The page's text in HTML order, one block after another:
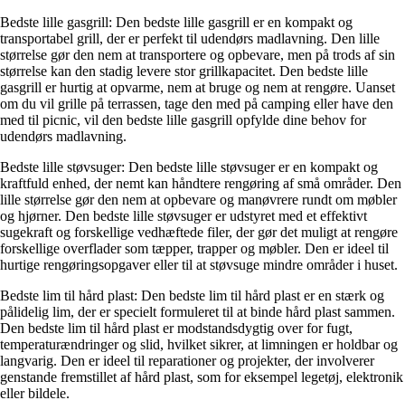
Bedste lille gasgrill: Den bedste lille gasgrill er en kompakt og
transportabel grill, der er perfekt til udendørs madlavning. Den lille
størrelse gør den nem at transportere og opbevare, men på trods af sin
størrelse kan den stadig levere stor grillkapacitet. Den bedste lille
gasgrill er hurtig at opvarme, nem at bruge og nem at rengøre. Uanset
om du vil grille på terrassen, tage den med på camping eller have den
med til picnic, vil den bedste lille gasgrill opfylde dine behov for
udendørs madlavning.
Bedste lille støvsuger: Den bedste lille støvsuger er en kompakt og
kraftfuld enhed, der nemt kan håndtere rengøring af små områder. Den
lille størrelse gør den nem at opbevare og manøvrere rundt om møbler
og hjørner. Den bedste lille støvsuger er udstyret med et effektivt
sugekraft og forskellige vedhæftede filer, der gør det muligt at rengøre
forskellige overflader som tæpper, trapper og møbler. Den er ideel til
hurtige rengøringsopgaver eller til at støvsuge mindre områder i huset.
Bedste lim til hård plast: Den bedste lim til hård plast er en stærk og
pålidelig lim, der er specielt formuleret til at binde hård plast sammen.
Den bedste lim til hård plast er modstandsdygtig over for fugt,
temperaturændringer og slid, hvilket sikrer, at limningen er holdbar og
langvarig. Den er ideel til reparationer og projekter, der involverer
genstande fremstillet af hård plast, som for eksempel legetøj, elektronik
eller bildele.